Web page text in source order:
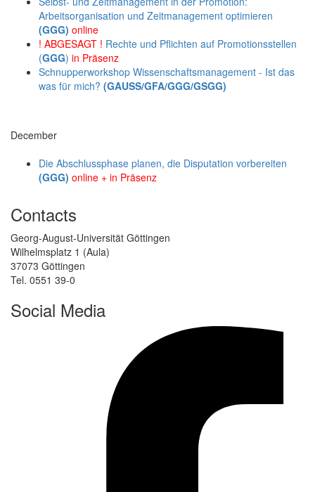
Arbeitsorganisation und Zeitmanagement optimieren
(GGG) online
! ABGESAGT ! Rechte und Pflichten auf Promotionsstellen
(GGG) in Präsenz
Schnupperworkshop Wissenschaftsmanagement - Ist das
was für mich? (GAUSS/GFA/GGG/GSGG)
December
Die Abschlussphase planen, die Disputation vorbereiten
(GGG) online + in Präsenz
Contacts
Georg-August-Universität Göttingen
Wilhelmsplatz 1 (Aula)
37073 Göttingen
Tel. 0551 39-0
Social Media